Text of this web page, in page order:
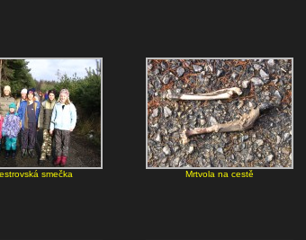
smečka Mrtvola na cestě